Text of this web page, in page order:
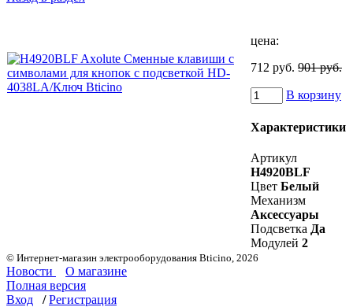
цена:
712 руб. 901 руб.
В корзину
Характеристики
Артикул
H4920BLF
Цвет Белый
Механизм
Аксессуары
Подсветка Да
Модулей 2
© Интернет-магазин электрооборудования Bticino, 2026
Новости
О магазине
Полная версия
Вход
/ Регистрация